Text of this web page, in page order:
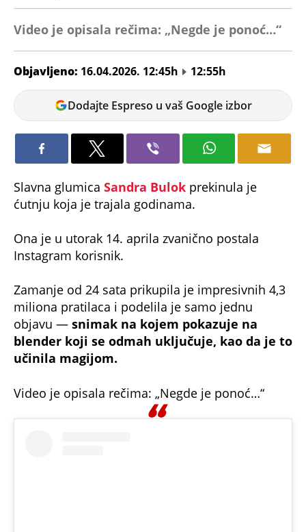
Video je opisala rečima: „Negde je ponoć…“
Objavljeno: 16.04.2026. 12:45h
12:55h
Vanja
Pejić
Dodajte Espreso u vaš Google izbor
Slavna glumica Sandra Bulok prekinula je
ćutnju koja je trajala godinama.
Ona je u utorak 14. aprila zvanično postala
Instagram korisnik.
Zamanje od 24 sata prikupila je impresivnih 4,3
miliona pratilaca i podelila je samo jednu
objavu — snimak na kojem pokazuje na
blender koji se odmah uključuje, kao da je to
učinila magijom.
Video je opisala rečima: „Negde je ponoć…“